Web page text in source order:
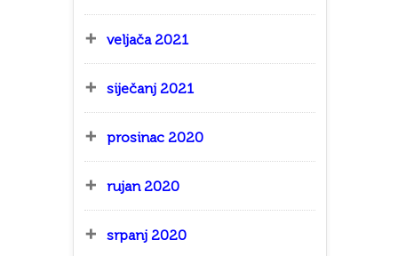
veljača 2021
siječanj 2021
prosinac 2020
rujan 2020
srpanj 2020